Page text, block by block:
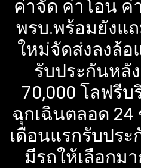
ค่าจัด ค่าโอน ค่
พรบ.พร้อมยังแ
ใหม่จัดส่งลงล้อ
รับประกันหลั
70,000 โลฟรีบ
ฉุกเฉินตลอด 24
เดือนแรกรับปร
มีรถให้เลือกม